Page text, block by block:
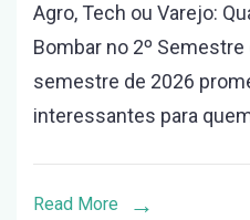
Agro, Tech ou Varejo:
Bombar no 2º
semestre de 2026
interessantes para
Read More